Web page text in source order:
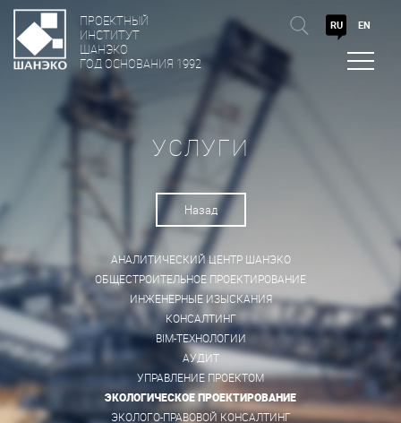
ПРОЕКТНЫЙ
ИНСТИТУТ
ШАНЭКО
ГОД ОСНОВАНИЯ 1992
RU EN
УСЛУГИ
Назад
АНАЛИТИЧЕСКИЙ ЦЕНТР ШАНЭКО
ОБЩЕСТРОИТЕЛЬНОЕ ПРОЕКТИРОВАНИЕ
ИНЖЕНЕРНЫЕ ИЗЫСКАНИЯ
КОНСАЛТИНГ
BIM-ТЕХНОЛОГИИ
АУДИТ
УПРАВЛЕНИЕ ПРОЕКТОМ
ЭКОЛОГИЧЕСКОЕ ПРОЕКТИРОВАНИЕ
ЭКОЛОГО-ПРАВОВОЙ КОНСАЛТИНГ